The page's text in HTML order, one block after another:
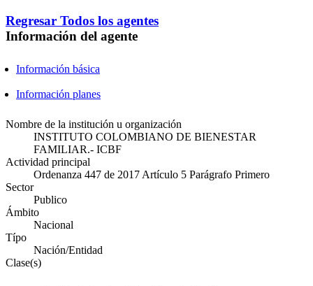
Regresar Todos los agentes
Información del agente
Información básica
Información planes
Nombre de la institución u organización
INSTITUTO COLOMBIANO DE BIENESTAR
FAMILIAR.- ICBF
Actividad principal
Ordenanza 447 de 2017 Artículo 5 Parágrafo Primero
Sector
Publico
Ámbito
Nacional
Típo
Nación/Entidad
Clase(s)